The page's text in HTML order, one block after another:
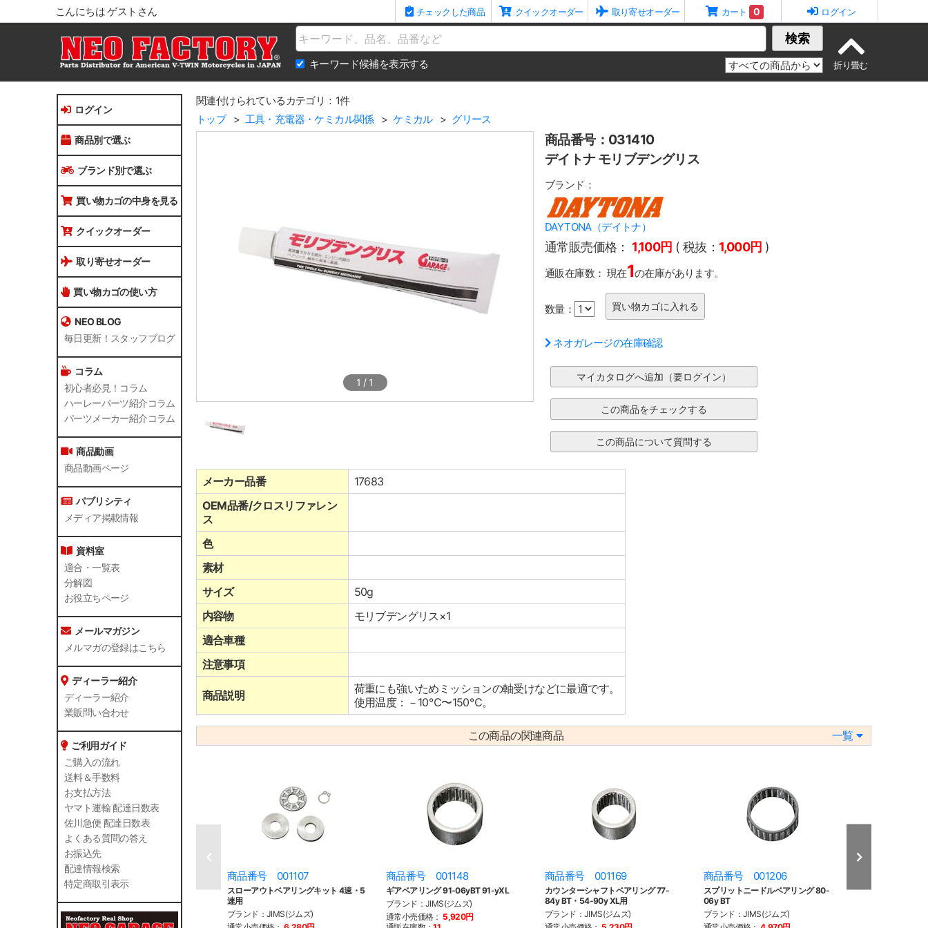
こんにちは ゲストさん チェックした商品 クイックオーダー 取り寄せオーダー カート 0 ログイン
Name 検索
キーワード候補を表示する
ログイン
商品別で選ぶ
ブランド別で選ぶ
買い物カゴの中身を見る
クイックオーダー
取り寄せオーダー
買い物カゴの使い方
NEO BLOG
毎日更新！スタッフブログ
コラム
初心者必見！コラム
ハーレーパーツ紹介コラム
パーツメーカー紹介コラム
商品動画
商品動画ページ
パブリシティ
メディア掲載情報
資料室
適合・一覧表
分解図
お役立ちページ
メールマガジン
メルマガの登録はこちら
ディーラー紹介
ディーラー紹介
業販問い合わせ
ご利用ガイド
ご購入の流れ
送料＆手数料
お支払方法
ヤマト運輸 配達日数表
佐川急便 配達日数表
よくある質問の答え
お振込先
配達情報検索
特定商取引表示
関連付けられているカテゴリ：1件
トップ
工具・充電器・ケミカル関係 ケミカル グリース
1 / 1
商品番号：031410
デイトナ モリブデングリス
ブランド：
DAYTONA（デイトナ）
通常販売価格： 1,100円 ( 税抜： 1,000円 )
通販在庫数： 現在1の在庫があります。
数量：
ネオガレージの在庫確認
メーカー品番
17683
OEM品番/クロスリファレン
ス
色
素材
サイズ
50g
内容物
モリブデングリス×1
適合車種
注意事項
商品説明
荷重にも強いためミッションの軸受けなどに最適です。
使用温度：－10℃〜150℃。
この商品の関連商品 一覧
商品番号 001107
スローアウトベアリングキット 4速・5
速用
ブランド：JIMS(ジムズ)
商品番号 001148
ギアベアリング 91-06yBT 91-yXL
ブランド：JIMS(ジムズ)
通常小売価格： 5,920円
商品番号 001169
カウンターシャフトベアリング 77-
84y BT・54-90y XL用
ブランド：JIMS(ジムズ)
商品番号 001206
スプリットニードルベアリング 80-
06y BT
ブランド：JIMS(ジムズ)
メインドライブ